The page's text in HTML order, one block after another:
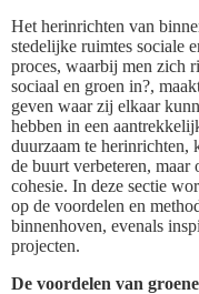
Het herinrichten van
stedelijke ruimtes sociale
proces, waarbij men zich
sociaal en groen in?,
geven waar zij elkaar
hebben in een
duurzaam te herinrichten,
de buurt verbeteren, maar
cohesie. In deze sectie
op de voordelen en
binnenhoven, evenals
projecten.
De voordelen van